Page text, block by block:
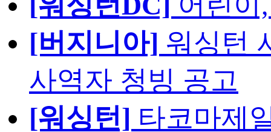
[버지니아] 워싱턴
사역자 청빙 공고
[워싱턴] 타코마제